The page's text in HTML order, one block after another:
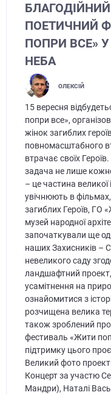
ПОЕТИЧНИЙ
ПОПРИ ВСЕ»
НЕБА
ОЛЕКСІЙ
15 вересня
попри все»,
жінок загиблих
повномасштабного
втрачає своїх
задача не лише
– це частина великої
увічнюють в
загиблих Героїв, ГО
музей народної
започаткували ще
наших Захисників –
невеликого саду
ландшафтний проект,
усамітнення на
ознайомитися з
розчищена велика
також зроблений
фестиваль «Жити
підтримку цього
Великий фото
Концерт за участю
Мандри), Наталі